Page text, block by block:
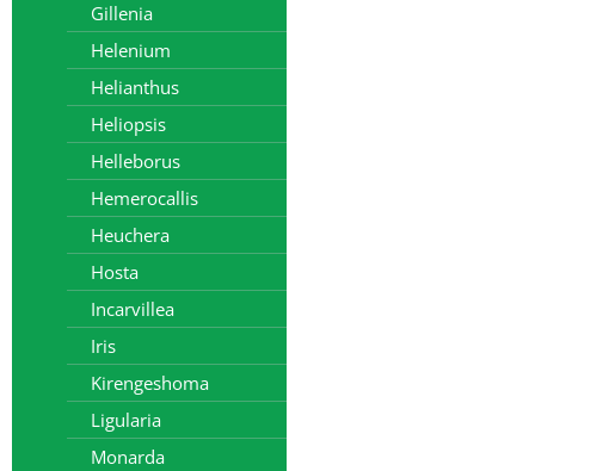
Gillenia
Helenium
Helianthus
Heliopsis
Helleborus
Hemerocallis
Heuchera
Hosta
Incarvillea
Iris
Kirengeshoma
Ligularia
Monarda